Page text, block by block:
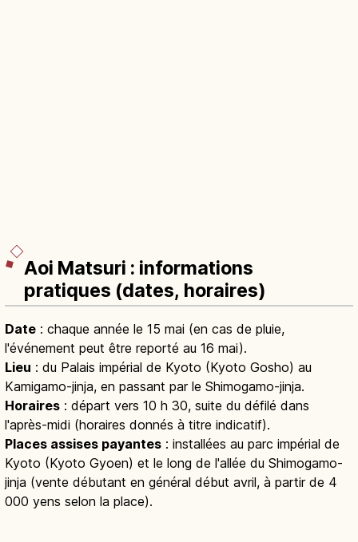
Aoi Matsuri : informations
pratiques (dates, horaires)
Date : chaque année le 15 mai (en cas de pluie,
l'événement peut être reporté au 16 mai).
Lieu : du Palais impérial de Kyoto (Kyoto Gosho) au
Kamigamo-jinja, en passant par le Shimogamo-jinja.
Horaires : départ vers 10 h 30, suite du défilé dans
l'après-midi (horaires donnés à titre indicatif).
Places assises payantes : installées au parc impérial de
Kyoto (Kyoto Gyoen) et le long de l'allée du Shimogamo-
jinja (vente débutant en général début avril, à partir de 4
000 yens selon la place).